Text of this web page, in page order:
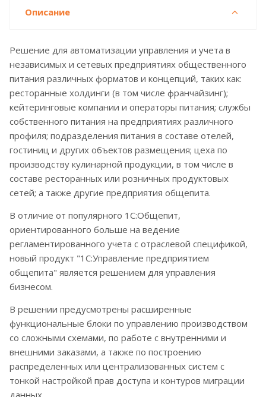
Описание
Решение для автоматизации управления и учета в
независимых и сетевых предприятиях общественного
питания различных форматов и концепций, таких как:
ресторанные холдинги (в том числе франчайзинг);
кейтеринговые компании и операторы питания; службы
собственного питания на предприятиях различного
профиля; подразделения питания в составе отелей,
гостиниц и других объектов размещения; цеха по
производству кулинарной продукции, в том числе в
составе ресторанных или розничных продуктовых
сетей; а также другие предприятия общепита.
В отличие от популярного 1С:Общепит,
ориентированного больше на ведение
регламентированного учета с отраслевой спецификой,
новый продукт "1С:Управление предприятием
общепита" является решением для управления
бизнесом.
В решении предусмотрены расширенные
функциональные блоки по управлению производством
со сложными схемами, по работе с внутренними и
внешними заказами, а также по построению
распределенных или централизованных систем с
тонкой настройкой прав доступа и контуров миграции
данных.